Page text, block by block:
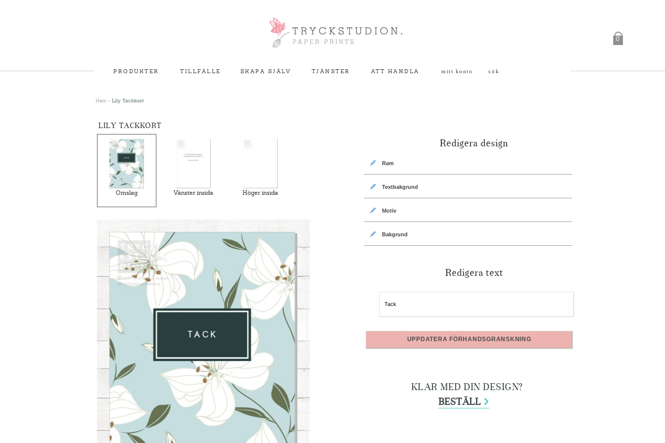
0
<
PRODUKTER TILLFÄLLE SKAPA SJÄLV TJÄNSTER ATT HANDLA mitt konto sök
Hem - Lily Tackkort
LILY TACKKORT
Omslag Vänster insida Höger insida
Redigera design
Ram
Textbakgrund
Motiv
Bakgrund
Redigera text
UPPDATERA FÖRHANDSGRANSKNING
KLAR MED DIN DESIGN?
BESTÄLL >